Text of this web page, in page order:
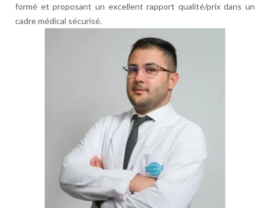
formé et proposant un excellent rapport qualité/prix dans un
cadre médical sécurisé.